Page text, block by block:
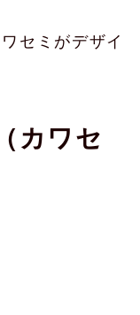
セミがデザイ
カワセ